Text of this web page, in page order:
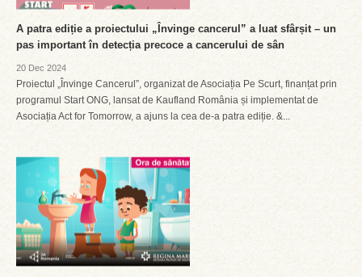
A patra ediție a proiectului „Învinge cancerul” a luat sfârșit – un
pas important în detecția precoce a cancerului de sân
20 Dec 2024
Proiectul „Învinge Cancerul”, organizat de Asociația Pe Scurt, finanțat prin
programul Start ONG, lansat de Kaufland România și implementat de
Asociația Act for Tomorrow, a ajuns la cea de-a patra ediție. &...